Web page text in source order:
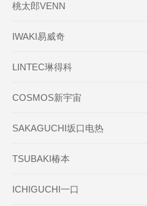
桃太郎VENN
IWAKI易威奇
LINTEC琳得科
COSMOS新宇宙
SAKAGUCHI坂口电热
TSUBAKI椿本
ICHIGUCHI一口